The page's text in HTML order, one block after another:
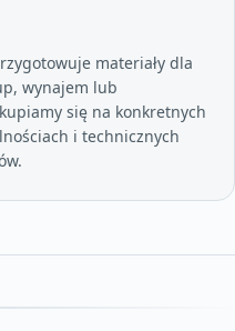
materiały dla
wynajem lub
się na konkretnych
i technicznych